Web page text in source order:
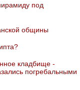
под
общины
кладбище -
погребальными